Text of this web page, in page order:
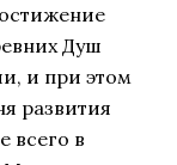
Душ
и при этом
развития
всего в